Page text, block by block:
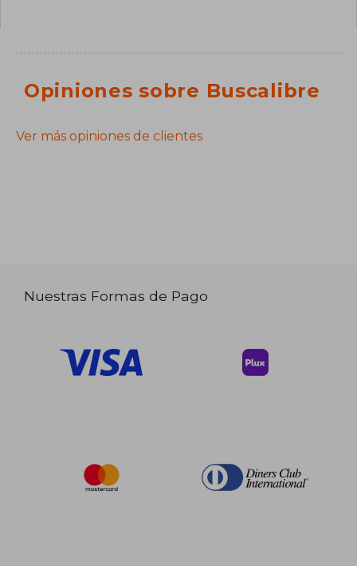
Opiniones sobre Buscalibre
Ver más opiniones de clientes
Nuestras Formas de Pago